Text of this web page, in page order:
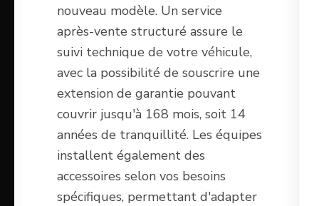
nouveau modèle. Un service
après-vente structuré assure le
suivi technique de votre véhicule,
avec la possibilité de souscrire une
extension de garantie pouvant
couvrir jusqu'à 168 mois, soit 14
années de tranquillité. Les équipes
installent également des
accessoires selon vos besoins
spécifiques, permettant d'adapter